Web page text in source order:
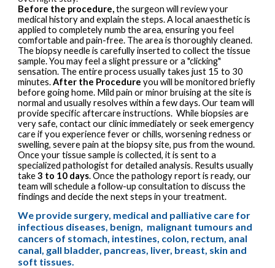
Before the procedure,thesurgeon will review your
medical history and explain the steps. A local anaesthetic is
applied to completely numb the area, ensuring you feel
comfortable and pain-free. The area is thoroughly cleaned.
The biopsy needle is carefully inserted to collect the tissue
sample. You may feel a slight pressure or a "clicking"
sensation. The entire process usually takes just 15 to 30
minutes.After the Procedureyou will be monitored briefly
before going home. Mild pain or minor bruising at the site is
normal and usually resolves within a few days. Our team will
provide specific aftercare instructions. While biopsies are
very safe, contact our clinic immediately or seek emergency
care if you experience fever or chills, worsening redness or
swelling, severe pain at the biopsy site, pus from the wound.
Once your tissue sample is collected, it is sent to a
specialized pathologist for detailed analysis. Results usually
take3 to 10 days. Once the pathology report is ready, our
team will schedule a follow-up consultation to discuss the
findings and decide the next steps in your treatment.
We provide surgery, medical and palliative care for
infectious diseases, benign, malignant tumours and
cancers of stomach, intestines, colon, rectum, anal
canal, gall bladder, pancreas, liver, breast, skin and
soft tissues.